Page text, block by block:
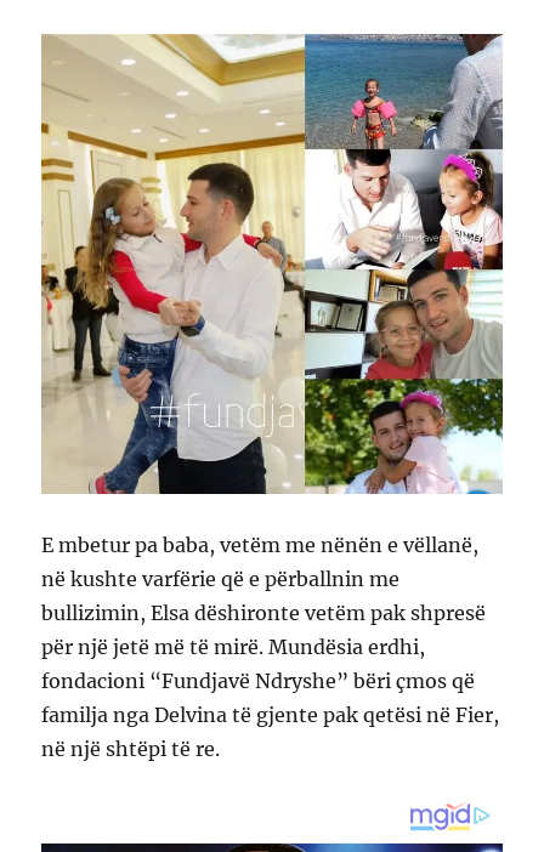
E mbetur pa baba, vetëm me nënën e vëllanë,
në kushte varfërie që e përballnin me
bullizimin, Elsa dëshironte vetëm pak shpresë
për një jetë më të mirë. Mundësia erdhi,
fondacioni “Fundjavë Ndryshe” bëri çmos që
familja nga Delvina të gjente pak qetësi në Fier,
në një shtëpi të re.